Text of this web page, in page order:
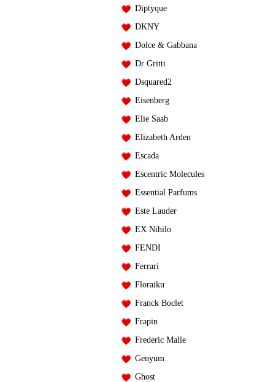
Diptyque
DKNY
Dolce & Gabbana
Dr Gritti
Dsquared2
Eisenberg
Elie Saab
Elizabeth Arden
Escada
Escentric Molecules
Essential Parfums
Este Lauder
EX Nihilo
FENDI
Ferrari
Floraiku
Franck Boclet
Frapin
Frederic Malle
Genyum
Ghost